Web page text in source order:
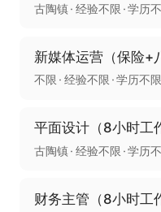
古陶镇 经验不限 学历
不限 经验不限 学历不限
平面设计（8小时工
古陶镇 经验不限 学历
财务主管（8小时工